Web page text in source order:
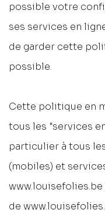
possible votre
ses services en
de garder cette
possible.
Cette politique en
tous les "services
particulier à tous
(mobiles) et
de